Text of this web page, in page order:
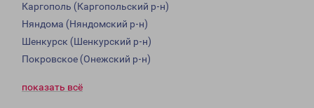
Каргополь (Каргопольский р-н)
Няндома (Няндомский р-н)
Шенкурск (Шенкурский р-н)
Покровское (Онежский р-н)
показать всё